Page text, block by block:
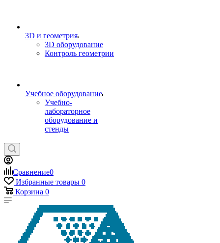
3D и геометрия
3D оборудование
Контроль геометрии
Учебное оборудование
Учебно-
лабораторное
оборудование и
стенды
Сравнение0
Избранные товары 0
Корзина 0